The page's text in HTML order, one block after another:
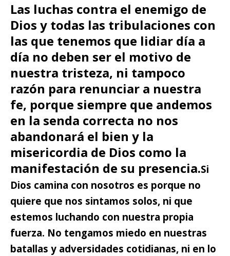
Las luchas contra el enemigo de
Dios y todas las tribulaciones con
las que tenemos que lidiar día a
día no deben ser el motivo de
nuestra tristeza, ni tampoco
razón para renunciar a nuestra
fe, porque siempre que andemos
en la senda correcta no nos
abandonará el bien y la
misericordia de Dios como la
manifestación de su presencia.Si
Dios camina con nosotros es porque no
quiere que nos sintamos solos, ni que
estemos luchando con nuestra propia
fuerza. No tengamos miedo en nuestras
batallas y adversidades cotidianas, ni en lo